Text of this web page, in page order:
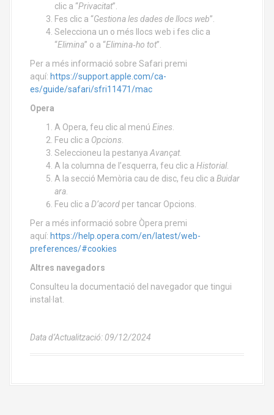
clic a “Privacitat”.
Fes clic a “Gestiona les dades de llocs web”.
Selecciona un o més llocs web i fes clic a
“Elimina” o a “Elimina‑ho tot”.
Per a més informació sobre Safari premi
aquí: https://support.apple.com/ca-
es/guide/safari/sfri11471/mac
Opera
A Opera, feu clic al menú Eines
Feu clic a Opcions
Seleccioneu la pestanya Avançat.
A la columna de l’esquerra, feu clic a Historial.
A la secció Memòria cau de disc, feu clic a Buidar
ara
Feu clic a D’acord per tancar Opcions.
Per a més informació sobre Òpera premi
aquí: https://help.opera.com/en/latest/web-
preferences/#cookies
Altres navegadors
Consulteu la documentació del navegador que tingui
instal·lat.
Data d’Actualització: 09/12/2024